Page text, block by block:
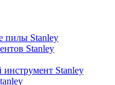
пилы Stanley
Stanley
Stanley